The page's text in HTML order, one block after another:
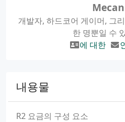
개발자, 하드코어 게이머, 그
한 명뿐일 수
에 대한
내용물
R2 요금의 구성 요소